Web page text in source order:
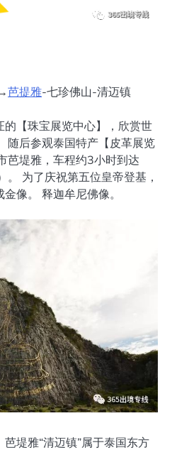
芭提雅-七珍佛山-清迈镇
【珠宝展览中心】，欣赏世
随后参观泰国特产【皮革展览
芭堤雅，车程约3小时到达
。 为了庆祝第五位皇帝登基，
像。 释迦牟尼佛像。
堤雅“清迈镇”属于泰国东方